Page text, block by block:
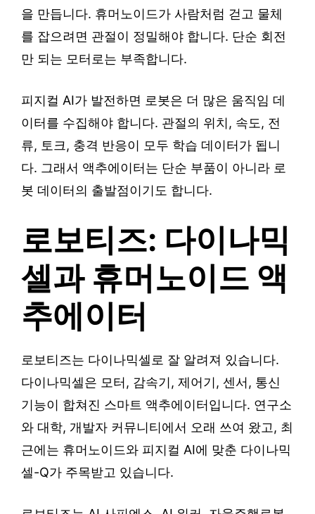
을 만듭니다. 휴머노이드가 사람처럼 걷고 물체
를 잡으려면 관절이 정밀해야 합니다. 단순 회전
만 되는 모터로는 부족합니다.
피지컬 AI가 발전하면 로봇은 더 많은 움직임 데
이터를 수집해야 합니다. 관절의 위치, 속도, 전
류, 토크, 충격 반응이 모두 학습 데이터가 됩니
다. 그래서 액추에이터는 단순 부품이 아니라 로
봇 데이터의 출발점이기도 합니다.
로보티즈: 다이나믹
셀과 휴머노이드 액
추에이터
로보티즈는 다이나믹셀로 잘 알려져 있습니다.
다이나믹셀은 모터, 감속기, 제어기, 센서, 통신
기능이 합쳐진 스마트 액추에이터입니다. 연구소
와 대학, 개발자 커뮤니티에서 오래 쓰여 왔고, 최
근에는 휴머노이드와 피지컬 AI에 맞춘 다이나믹
셀-Q가 주목받고 있습니다.